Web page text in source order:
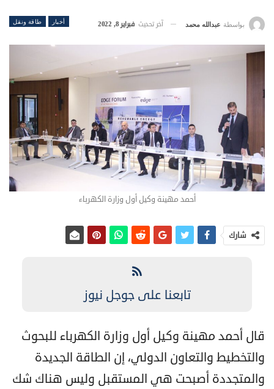
أخبار طاقة ونقل بواسطة عبدالله محمد آخر تحديث فبراير 8, 2022
أحمد مهينة وكيل أول وزارة الكهرباء
شارك
تابعنا على جوجل نيوز
قال أحمد مهينة وكيل أول وزارة الكهرباء للبحوث
والتخطيط والتعاون الدولي، إن الطاقة الجديدة
والمتجددة أصبحت هي المستقبل وليس هناك شك